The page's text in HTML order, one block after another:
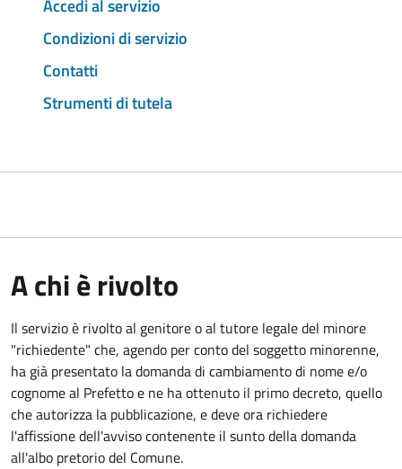
Accedi al servizio
Condizioni di servizio
Contatti
Strumenti di tutela
A chi è rivolto
Il servizio è rivolto al genitore o al tutore legale del minore
"richiedente" che, agendo per conto del soggetto minorenne,
ha già presentato la domanda di cambiamento di nome e/o
cognome al Prefetto e ne ha ottenuto il primo decreto, quello
che autorizza la pubblicazione, e deve ora richiedere
l'affissione dell'avviso contenente il sunto della domanda
all'albo pretorio del Comune.